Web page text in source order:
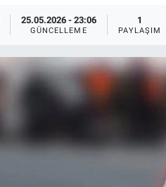
25.05.2026 - 23:06
GÜNCELLEME
1
PAYLAŞIM